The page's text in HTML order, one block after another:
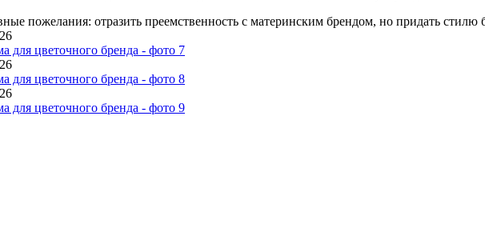
пожелания: отразить преемственность с материнским брендом, но придать